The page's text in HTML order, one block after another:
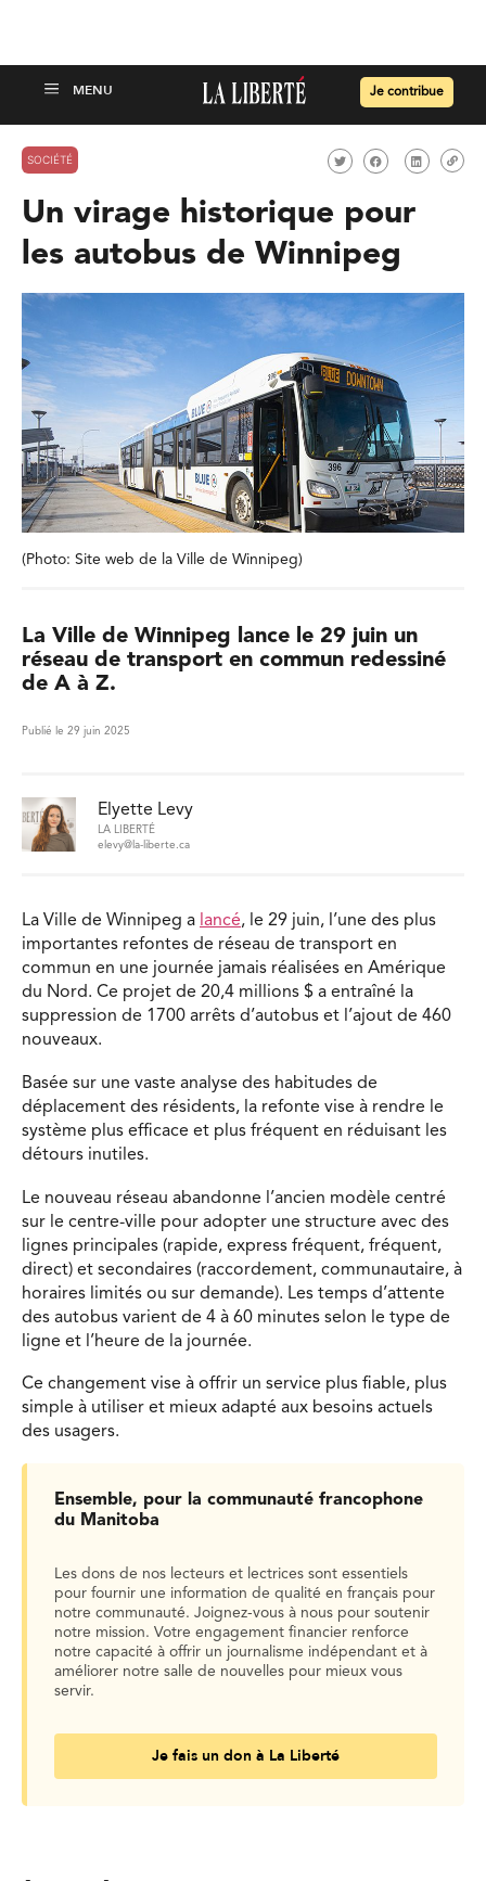
Je contribue
SOCIÉTÉ
Un virage historique pour
les autobus de Winnipeg
(Photo: Site web de la Ville de Winnipeg)
La Ville de Winnipeg lance le 29 juin un
réseau de transport en commun redessiné
de A à Z.
Publié le 29 juin 2025
Elyette Levy
LA LIBERTÉ
elevy@la-liberte.ca
La Ville de Winnipeg a lancé, le 29 juin, l’une des plus
importantes refontes de réseau de transport en
commun en une journée jamais réalisées en Amérique
du Nord. Ce projet de 20,4 millions $ a entraîné la
suppression de 1700 arrêts d’autobus et l’ajout de 460
nouveaux.
Basée sur une vaste analyse des habitudes de
déplacement des résidents, la refonte vise à rendre le
système plus efficace et plus fréquent en réduisant les
détours inutiles.
Le nouveau réseau abandonne l’ancien modèle centré
sur le centre-ville pour adopter une structure avec des
lignes principales (rapide, express fréquent, fréquent,
direct) et secondaires (raccordement, communautaire, à
horaires limités ou sur demande). Les temps d’attente
des autobus varient de 4 à 60 minutes selon le type de
ligne et l’heure de la journée.
Ce changement vise à offrir un service plus fiable, plus
simple à utiliser et mieux adapté aux besoins actuels
des usagers.
Ensemble, pour la communauté francophone
du Manitoba
Les dons de nos lecteurs et lectrices sont essentiels
pour fournir une information de qualité en français pour
notre communauté. Joignez-vous à nous pour soutenir
notre mission. Votre engagement financier renforce
notre capacité à offrir un journalisme indépendant et à
améliorer notre salle de nouvelles pour mieux vous
servir.
Je fais un don à La Liberté